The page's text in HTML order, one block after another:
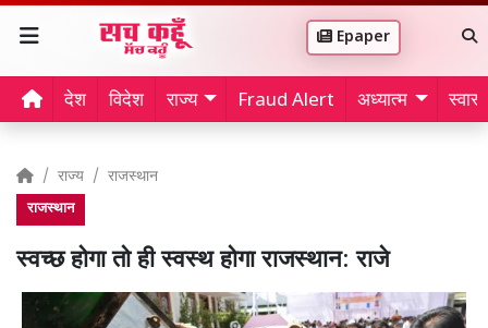
Epaper
देश विदेश राज्य Fraud Alert अध्यात्म
राज्य राजस्थान
राजस्थान
स्वच्छ होगा तो ही स्वस्थ होगा राजस्थान: राजे